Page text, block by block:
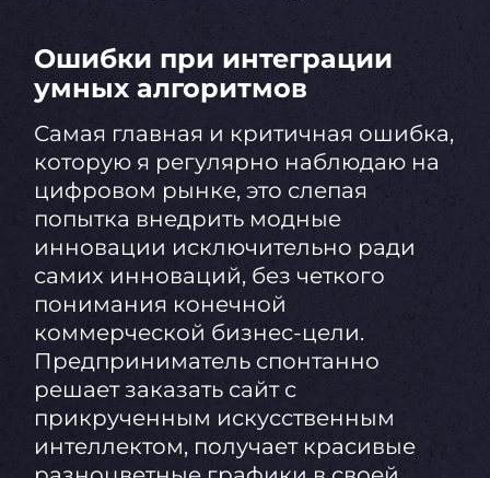
Ошибки при интеграции
умных алгоритмов
Самая главная и критичная ошибка,
которую я регулярно наблюдаю на
цифровом рынке, это слепая
попытка внедрить модные
инновации исключительно ради
самих инноваций, без четкого
понимания конечной
коммерческой бизнес-цели.
Предприниматель спонтанно
решает заказать сайт с
прикрученным искусственным
интеллектом, получает красивые